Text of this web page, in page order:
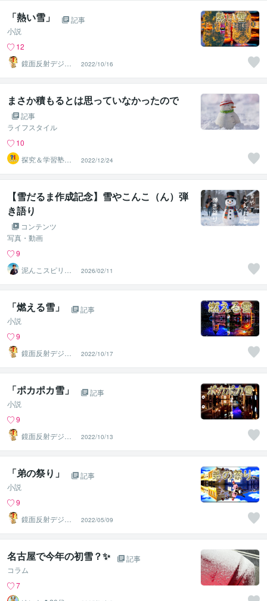
「熱い雪」
記事
小説
12
鏡面反射デジタ
ルアート製作所
（鈴木穣）
2022/10/16
まさか積もるとは思っていなかったので
記事
ライフスタイル
10
探究＆学習塾｜
なぜラボ
2022/12/24
【雪だるま作成記念】雪やこんこ（ん）弾
き語り
コンテンツ
写真・動画
9
泥んこスピリチ
ュアル♡麻弥
（まや）
2026/02/11
「燃える雪」
記事
小説
9
鏡面反射デジタ
ルアート製作所
（鈴木穣）
2022/10/17
「ポカポカ雪」
記事
小説
9
鏡面反射デジタ
ルアート製作所
（鈴木穣）
2022/10/13
「弟の祭り」
記事
小説
9
鏡面反射デジタ
ルアート製作所
（鈴木穣）
2022/05/09
名古屋で今年の初雪？✨
記事
コラム
7